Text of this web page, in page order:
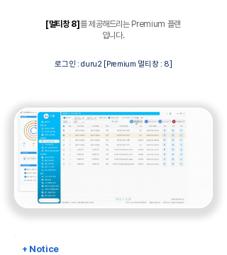
[멀티창 8] 를 제공해드리는 Premium 플랜
입니다.
로그인 : duru2 [Premium 멀티창 : 8]
+ Notice